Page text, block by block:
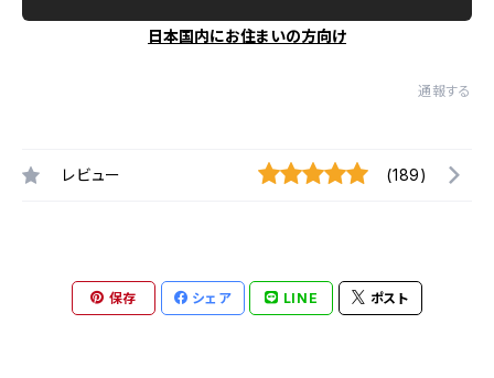
日本国内にお住まいの方向け
通報する
レビュー (189)
保存 シェア LINE ポスト